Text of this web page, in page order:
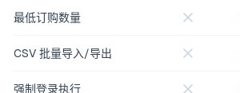
最低订购数量
CSV 批量导入/导出
强制登录执行